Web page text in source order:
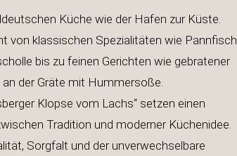
Küche wie der Hafen zur Küste.
von klassischen Spezialitäten wie Pannfisch
bis zu feinen Gerichten wie gebratener
an der Gräte mit Hummersoße.
Klopse vom Lachs“ setzen einen
Tradition und moderner Küchenidee.
Sorgfalt und der unverwechselbare